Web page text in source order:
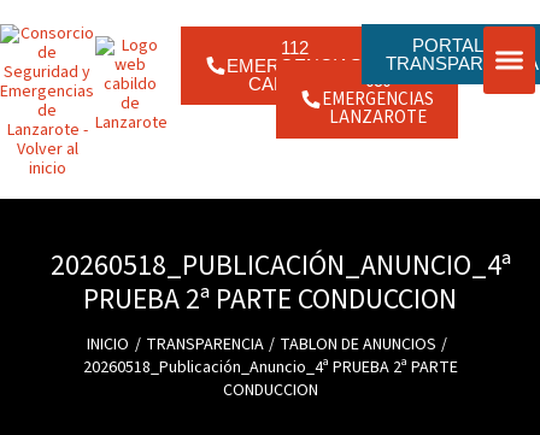
al
contenido
112
EMERGENCIAS
CANARIAS
080
EMERGENCIAS
LANZAROTE
PORTAL DE
TRANSPARENCIA
20260518_PUBLICACIÓN_ANUNCIO_4ª
PRUEBA 2ª PARTE CONDUCCION
INICIO TRANSPARENCIA
TABLON DE ANUNCIOS
20260518_Publicación_Anuncio_4ª PRUEBA 2ª PARTE
CONDUCCION